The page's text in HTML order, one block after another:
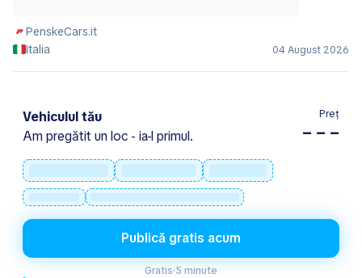
PenskeCars.it
Italia
04 August 2026
Vehiculul tău
Am pregătit un loc - ia-l primul.
Preț
– – –
Publică gratis acum
Gratis·5 minute